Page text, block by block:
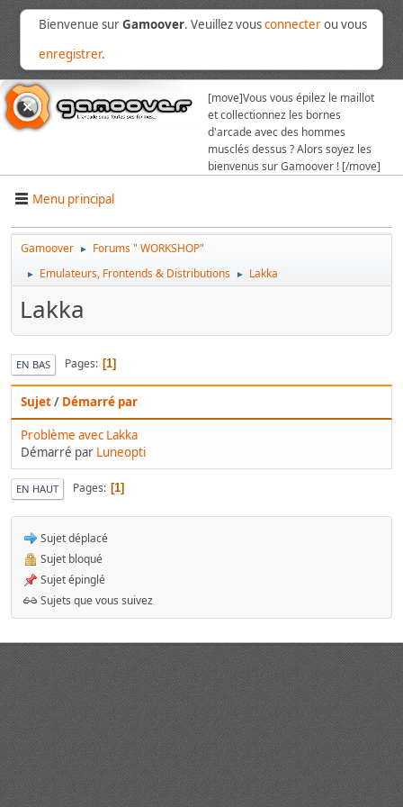
Bienvenue surGamoover. Veuillez vousconnecterou vous
enregistrer.
[move]Vous vous épilez le maillot
et collectionnez les bornes
d'arcade avec des hommes
musclés dessus ? Alors soyez les
bienvenus sur Gamoover ! [/move]
Menu principal
Gamoover ► Forums " WORKSHOP"
► Emulateurs, Frontends & Distributions ► Lakka
Lakka
EN BAS Pages 1
Sujet/ Démarré par
Problème avec Lakka
Démarré par Luneopti
EN HAUT Pages 1
Sujet déplacé
Sujet bloqué
Sujet épinglé
Sujets que vous suivez